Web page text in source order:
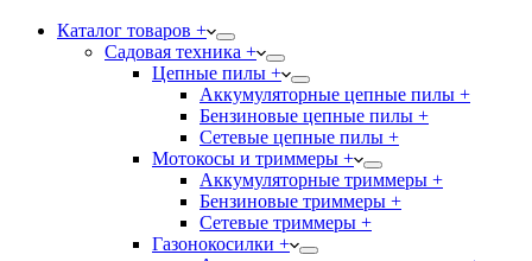
Каталог товаров +
Садовая техника +
Цепные пилы +
Аккумуляторные цепные пилы +
Бензиновые цепные пилы +
Сетевые цепные пилы +
Мотокосы и триммеры +
Аккумуляторные триммеры +
Бензиновые триммеры +
Сетевые триммеры +
Газонокосилки +